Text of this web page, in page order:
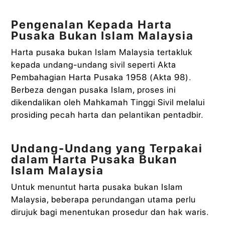
Pengenalan Kepada Harta
Pusaka Bukan Islam Malaysia
Harta pusaka bukan Islam Malaysia tertakluk
kepada undang-undang sivil seperti Akta
Pembahagian Harta Pusaka 1958 (Akta 98).
Berbeza dengan pusaka Islam, proses ini
dikendalikan oleh Mahkamah Tinggi Sivil melalui
prosiding pecah harta dan pelantikan pentadbir.
Undang-Undang yang Terpakai
dalam Harta Pusaka Bukan
Islam Malaysia
Untuk menuntut harta pusaka bukan Islam
Malaysia, beberapa perundangan utama perlu
dirujuk bagi menentukan prosedur dan hak waris.